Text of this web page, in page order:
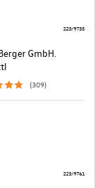
GmbH.
(309)
223/9735
223/9761